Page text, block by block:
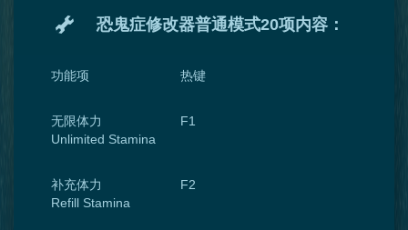
恐鬼症修改器普通模式20项内容：
功能项 热键
无限体力
Unlimited Stamina
F1
补充体力
Refill Stamina
F2